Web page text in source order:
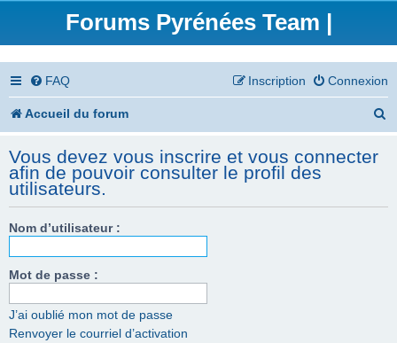
Forums Pyrénées Team |
FAQ Connexion
Inscription
Accueil du forum
Vous devez vous inscrire et vous connecter
afin de pouvoir consulter le profil des
utilisateurs.
Nom d’utilisateur :
Mot de passe :
J’ai oublié mon mot de passe
Renvoyer le courriel d’activation